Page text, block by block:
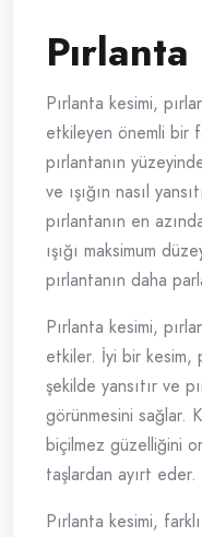
Pırlanta kesimi,
etkileyen önemli bir
pırlantanın
ve ışığın nasıl
pırlantanın en
ışığı maksimum
pırlantanın daha
Pırlanta kesimi,
etkiler. İyi bir kesim,
şekilde yansıtır ve
görünmesini sağlar.
biçilmez güzelliğini
taşlardan ayırt eder.
Pırlanta kesimi,